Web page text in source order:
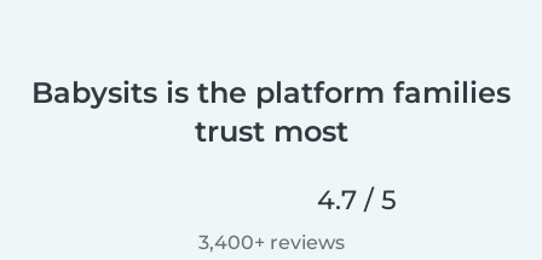
Babysits is the platform families
trust most
4.7 / 5
3,400+ reviews